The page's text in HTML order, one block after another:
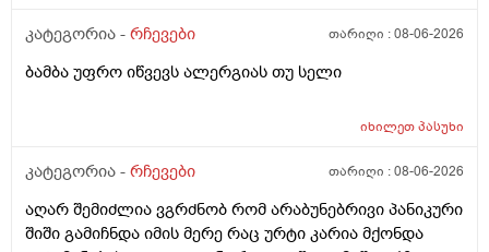
კატეგორია - რჩევები თარიღი :08-06-2026
ბამბა უფრო იწვევს ალერგიას თუ სელი
იხილეთპასუხი
კატეგორია - რჩევები თარიღი :08-06-2026
აღარ შემიძლია ვგრძნობ რომ არაბუნებრივი პანიკური
შიში გამიჩნდა იმის მერე რაც ურტი კარია მქონდა